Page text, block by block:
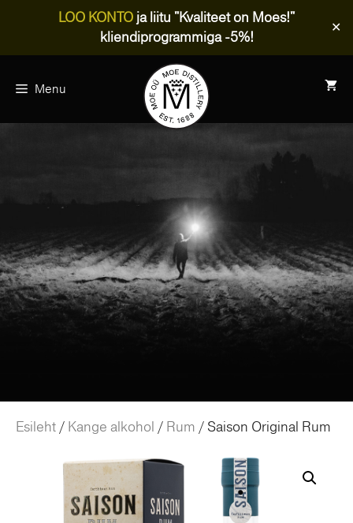
LOO KONTO ja liitu "Kvaliteet on Moes!"
kliendiprogrammiga -5%!
✕
Menu
Esileht / Kange alkohol / Rum / Saison Original Rum